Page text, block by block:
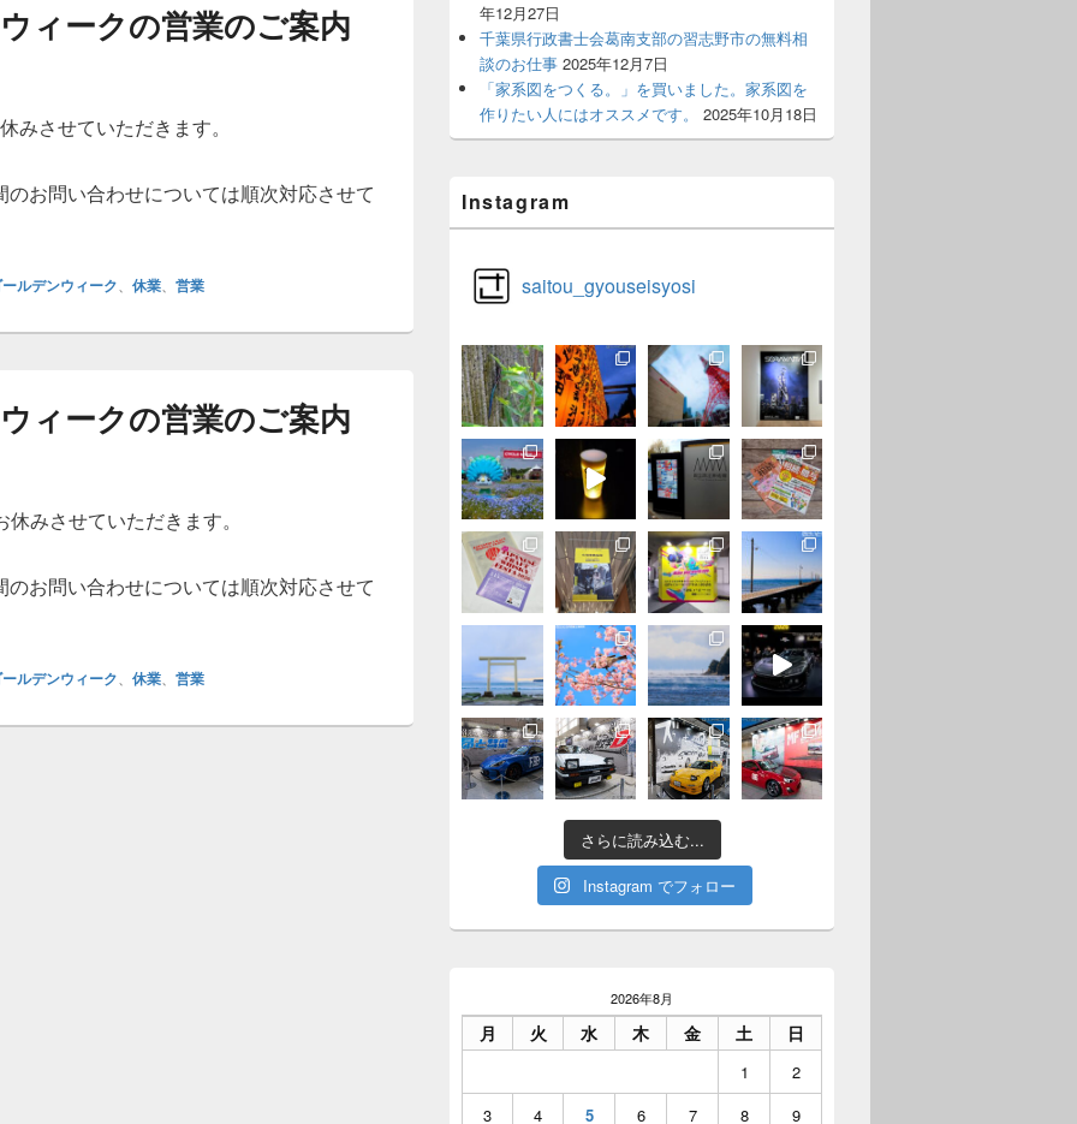
ィークの営業のご案内
みさせていただきます。
お問い合わせについては順次対応させて
ルデンウィーク 休業 営業
ィークの営業のご案内
みさせていただきます。
お問い合わせについては順次対応させて
ルデンウィーク 休業 営業
年12月27日
千葉県行政書士会葛南支部の習志野市の無料相
談のお仕事 2025年12月7日
「家系図をつくる。」を買いました。家系図を
作りたい人にはオススメです。
2025年10月18日
Instagram
saitou_gyouseisyosi
さらに読み込む...
Instagram でフォロー
2026年8月
月 火 水 木 金 土 日
1
2
3
4 5 6 7 8
9